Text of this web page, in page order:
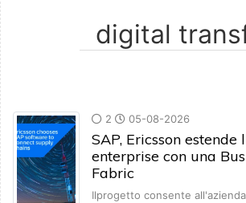
2 05-08-2026
SAP, Ericsson
enterprise con una
Fabric
Ilprogetto consente